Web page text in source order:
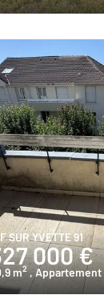
SUR YVETTE 91
000 €
m2 , Appartement